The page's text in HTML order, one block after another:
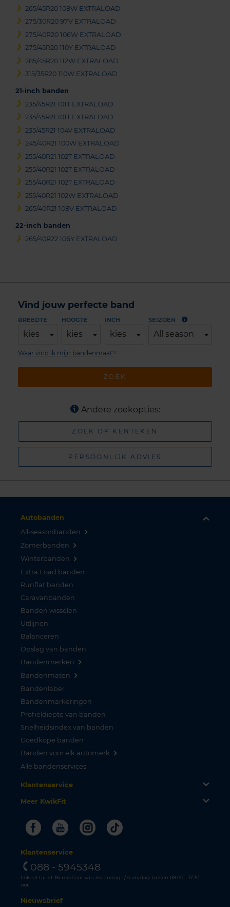
265/45R20 108W EXTRALOAD
275/30R20 97V EXTRALOAD
275/40R20 106W EXTRALOAD
275/45R20 110Y EXTRALOAD
285/45R20 112W EXTRALOAD
315/35R20 110W EXTRALOAD
21-inch banden
235/45R21 101T EXTRALOAD
235/45R21 101T EXTRALOAD
235/45R21 104V EXTRALOAD
245/40R21 100W EXTRALOAD
255/40R21 102T EXTRALOAD
255/40R21 102T EXTRALOAD
255/40R21 102T EXTRALOAD
255/40R21 102W EXTRALOAD
265/40R21 108V EXTRALOAD
22-inch banden
265/40R22 106Y EXTRALOAD
Vind jouw perfecte band
BREEDTE
kies
HOOGTE
kies
INCH
kies
SEIZOEN
All season
ZOEK
Waar vind ik mijn bandenmaat?
Andere zoekopties:
ZOEK OP KENTEKEN
PERSOONLIJK ADVIES
Autobanden
All-seasonbanden
Zomerbanden
Winterbanden
Extra Load banden
Runflat banden
Caravanbanden
Banden wisselen
Uitlijnen
Balanceren
Opslag van banden
Bandenmerken
Bandenmaten
Bandenlabel
Bandenmarkeringen
Profieldiepte van banden
Snelheidsindex van banden
Goedkope banden
Banden voor elk automerk
Alle bandenservices
Klantenservice
Meer KwikFit
FacebookYoutubeInstagram
Tiktok
Klantenservice
088 - 5945348
Lokaal tarief. Bereikbaar van maandag t/m vrijdag tussen 08.00 - 17.30
uur.
Nieuwsbrief